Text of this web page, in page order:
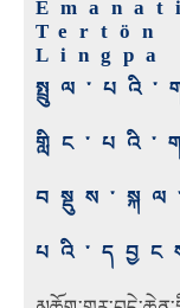
Tertön
Lingpa